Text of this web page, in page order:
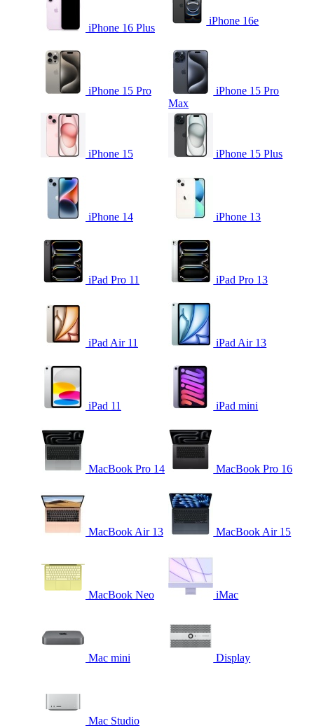
iPhone 16 Plus
iPhone 16e
iPhone 15 Pro
iPhone 15 Pro
Max
iPhone 15 iPhone 15 Plus
iPhone 14 iPhone 13
iPad Pro 11 iPad Pro 13
iPad Air 11 iPad Air 13
iPad 11 iPad mini
MacBook Pro 14 MacBook Pro 16
MacBook Air 13 MacBook Air 15
MacBook Neo iMac
Mac mini Display
Mac Studio